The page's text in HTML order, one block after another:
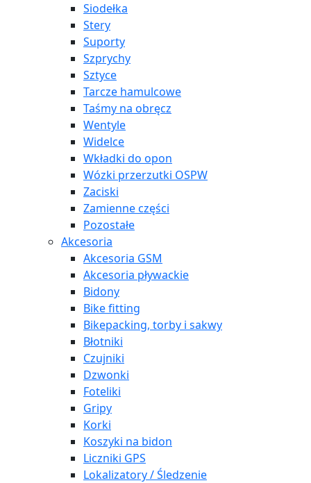
Siodełka
Stery
Suporty
Szprychy
Sztyce
Tarcze hamulcowe
Taśmy na obręcz
Wentyle
Widelce
Wkładki do opon
Wózki przerzutki OSPW
Zaciski
Zamienne części
Pozostałe
Akcesoria
Akcesoria GSM
Akcesoria pływackie
Bidony
Bike fitting
Bikepacking, torby i sakwy
Błotniki
Czujniki
Dzwonki
Foteliki
Gripy
Korki
Koszyki na bidon
Liczniki GPS
Lokalizatory / Śledzenie